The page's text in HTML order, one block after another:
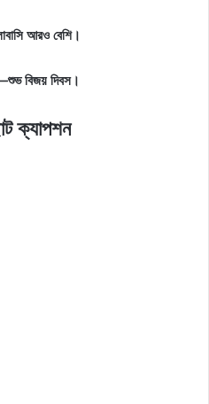
আরও বেশি।
বিজয় দিবস।
ক্যাপশন